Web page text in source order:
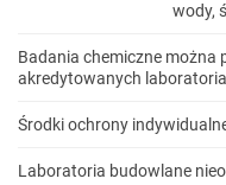
wody,
Badania chemiczne można
akredytowanych
Środki ochrony
Laboratoria budowlane